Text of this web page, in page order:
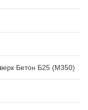
Бетон Б25 (М350)